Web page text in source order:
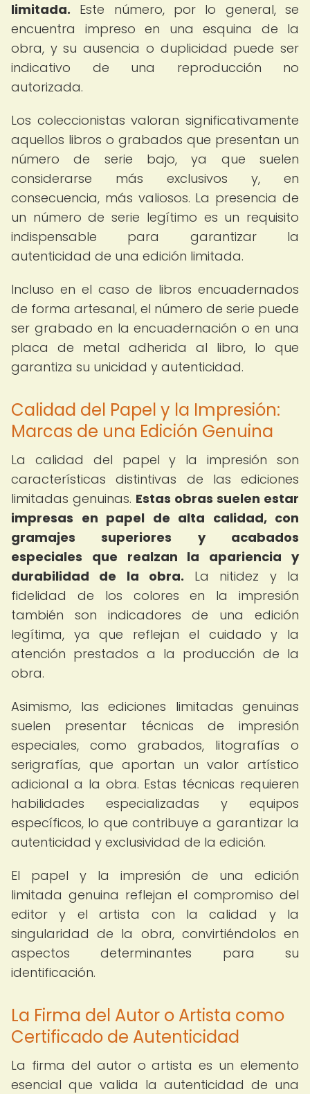
limitada. Este número, por lo general, se
encuentra impreso en una esquina de la
obra, y su ausencia o duplicidad puede ser
indicativo de una reproducción no
autorizada.
Los coleccionistas valoran significativamente
aquellos libros o grabados que presentan un
número de serie bajo, ya que suelen
considerarse más exclusivos y, en
consecuencia, más valiosos. La presencia de
un número de serie legítimo es un requisito
indispensable para garantizar la
autenticidad de una edición limitada.
Incluso en el caso de libros encuadernados
de forma artesanal, el número de serie puede
ser grabado en la encuadernación o en una
placa de metal adherida al libro, lo que
garantiza su unicidad y autenticidad.
Calidad del Papel y la Impresión:
Marcas de una Edición Genuina
La calidad del papel y la impresión son
características distintivas de las ediciones
limitadas genuinas. Estas obras suelen estar
impresas en papel de alta calidad, con
gramajes superiores y acabados
especiales que realzan la apariencia y
durabilidad de la obra. La nitidez y la
fidelidad de los colores en la impresión
también son indicadores de una edición
legítima, ya que reflejan el cuidado y la
atención prestados a la producción de la
obra.
Asimismo, las ediciones limitadas genuinas
suelen presentar técnicas de impresión
especiales, como grabados, litografías o
serigrafías, que aportan un valor artístico
adicional a la obra. Estas técnicas requieren
habilidades especializadas y equipos
específicos, lo que contribuye a garantizar la
autenticidad y exclusividad de la edición.
El papel y la impresión de una edición
limitada genuina reflejan el compromiso del
editor y el artista con la calidad y la
singularidad de la obra, convirtiéndolos en
aspectos determinantes para su
identificación.
La Firma del Autor o Artista como
Certificado de Autenticidad
La firma del autor o artista es un elemento
esencial que valida la autenticidad de una